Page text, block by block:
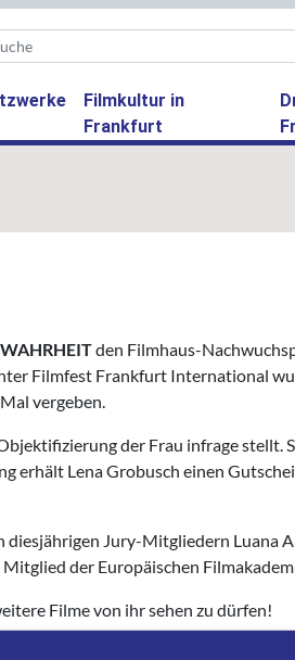
Filmkultur in
Frankfurt
den Filmhaus-
Filmfest Frankfurt International
vergeben.
der Frau infrage
erhält Lena Grobusch einen
Jury-Mitgliedern Luana
der Europäischen
Filme von ihr sehen zu dürfen!